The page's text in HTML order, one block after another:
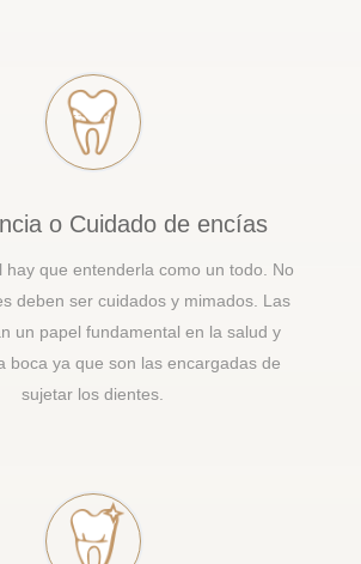
o Cuidado de encías
hay que entenderla como un todo. No
deben ser cuidados y mimados. Las
un papel fundamental en la salud y
boca ya que son las encargadas de
sujetar los dientes.